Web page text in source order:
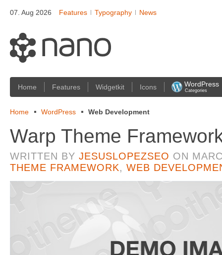
07. Aug 2026 Features Typography News
Home Features Widgetkit Icons WordPress
Categories
Home WordPress Web Development
Warp Theme
WRITTEN BY JESUSLOPEZSEO ON
THEME FRAMEWORK, WEB